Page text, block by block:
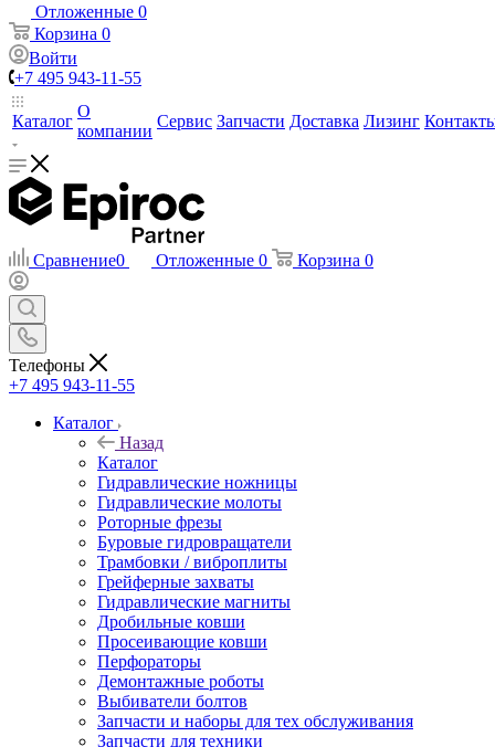
Отложенные 0
Корзина 0
Войти
+7 495 943-11-55
Каталог
О
компании
Сервис Запчасти Доставка Лизинг
Сравнение0 Отложенные 0 Корзина 0
Телефоны
+7 495 943-11-55
Каталог
Назад
Каталог
Гидравлические ножницы
Гидравлические молоты
Роторные фрезы
Буровые гидровращатели
Трамбовки / виброплиты
Грейферные захваты
Гидравлические магниты
Дробильные ковши
Просеивающие ковши
Перфораторы
Демонтажные роботы
Выбиватели болтов
Запчасти и наборы для тех обслуживания
Запчасти для техники